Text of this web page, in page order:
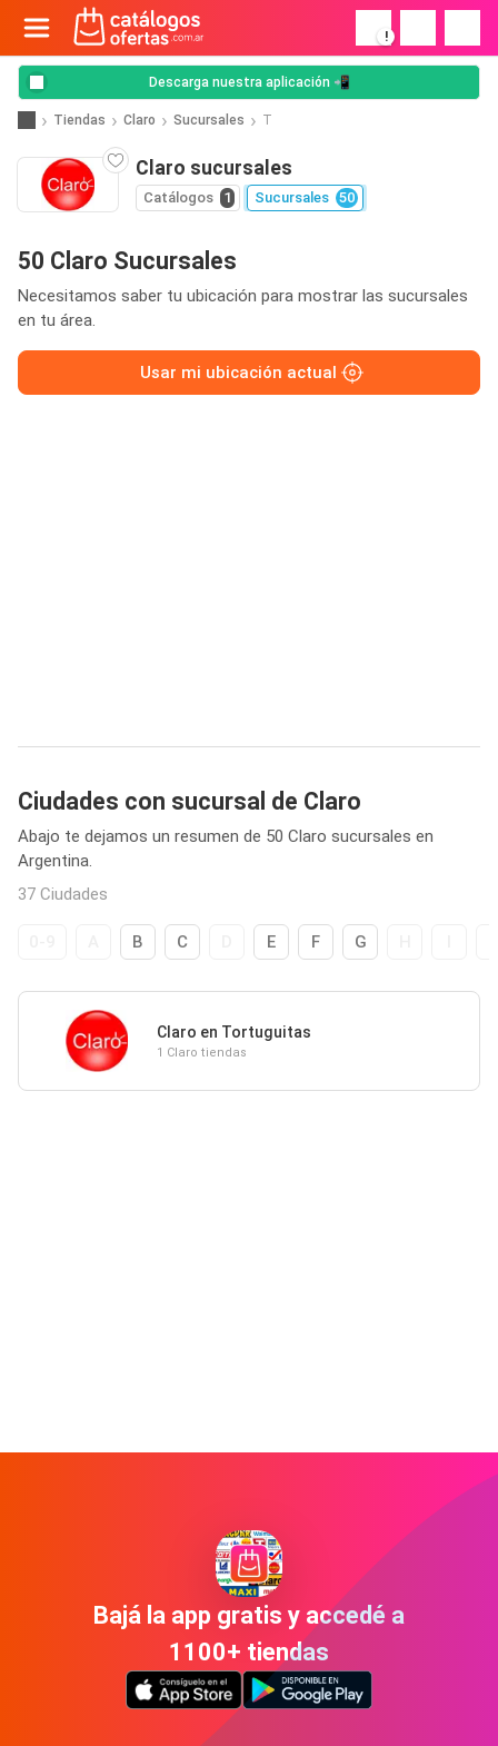
!
Descarga nuestra aplicación 📲
Tiendas Claro Sucursales T
Claro sucursales
Catálogos 1 Sucursales 50
50 Claro Sucursales
Necesitamos saber tu ubicación para mostrar las sucursales
en tu área.
Usar mi ubicación actual
Ciudades con sucursal de Claro
Abajo te dejamos un resumen de 50 Claro sucursales en
Argentina.
37 Ciudades
B C E F G
Claro en Tortuguitas
1 Claro tiendas
Bajá la app gratis y accedé a
1100+ tiendas